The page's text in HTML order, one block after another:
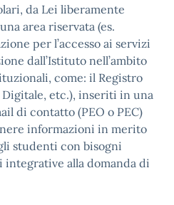
da Lei liberamente
area riservata (es.
per l’accesso ai servizi
dall’Istituto nell’ambito
come: il Registro
etc.), inseriti in una
di contatto (PEO o PEC)
informazioni in merito
studenti con bisogni
alla domanda di